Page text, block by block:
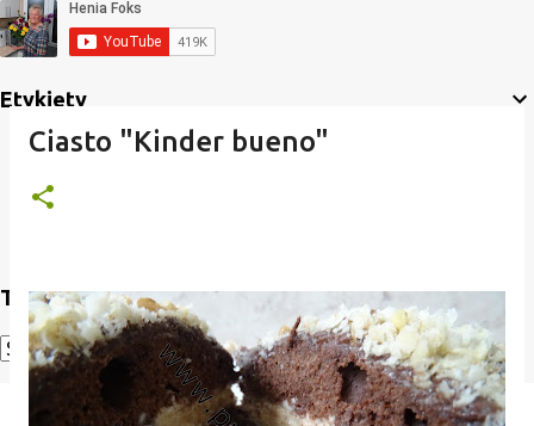
Etykiety
Translate
Powered by Translate
Ciasto "Kinder bueno"